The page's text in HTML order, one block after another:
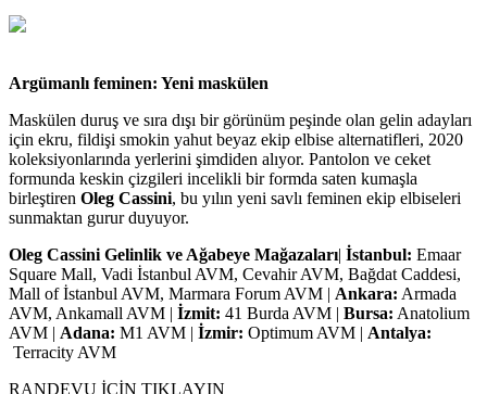
Argümanlı feminen: Yeni maskülen
Maskülen duruş ve sıra dışı bir görünüm peşinde olan gelin adayları
için ekru, fildişi smokin yahut beyaz ekip elbise alternatifleri, 2020
koleksiyonlarında yerlerini şimdiden alıyor. Pantolon ve ceket
formunda keskin çizgileri incelikli bir formda saten kumaşla
birleştiren Oleg Cassini, bu yılın yeni savlı feminen ekip elbiseleri
sunmaktan gurur duyuyor.
Oleg Cassini Gelinlik ve Ağabeye Mağazaları| İstanbul: Emaar
Square Mall, Vadi İstanbul AVM, Cevahir AVM, Bağdat Caddesi,
Mall of İstanbul AVM, Marmara Forum AVM | Ankara: Armada
AVM, Ankamall AVM | İzmit: 41 Burda AVM | Bursa: Anatolium
AVM | Adana: M1 AVM | İzmir: Optimum AVM | Antalya:
Terracity AVM
RANDEVU İÇİN TIKLAYIN